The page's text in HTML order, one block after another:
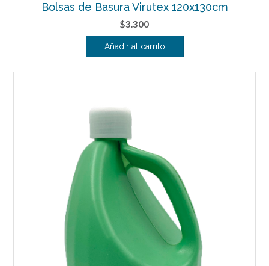
Bolsas de Basura Virutex 120x130cm
$3.300
Añadir al carrito